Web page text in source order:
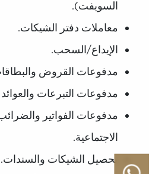
السويفت).
معاملات دفتر الشيكات.
الإيداع/السحب.
مدفوعات القروض والبطاقات
مدفوعات التبرعات والعوائد
مدفوعات الفواتير
الاجتماعية.
تحصيل الشيكات والسندات.